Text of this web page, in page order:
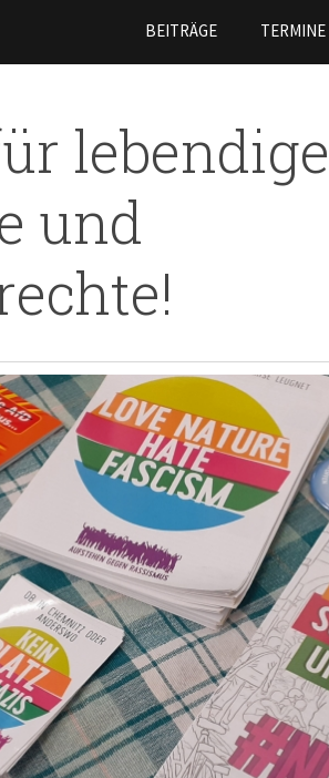
zum
Inhalt
BEITRÄGE TERMINE
lebendige
und